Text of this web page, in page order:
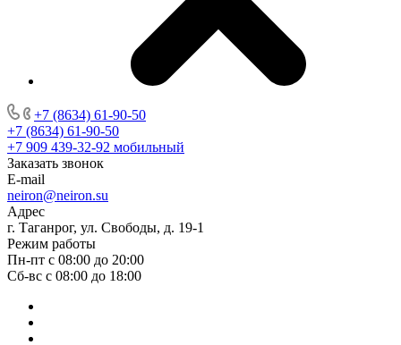
+7 (8634) 61-90-50
+7 (8634) 61-90-50
+7 909 439-32-92 мобильный
Заказать звонок
E-mail
neiron@neiron.su
Адрес
г. Таганрог, ул. Свободы, д. 19-1
Режим работы
Пн-пт с 08:00 до 20:00
Сб-вс с 08:00 до 18:00